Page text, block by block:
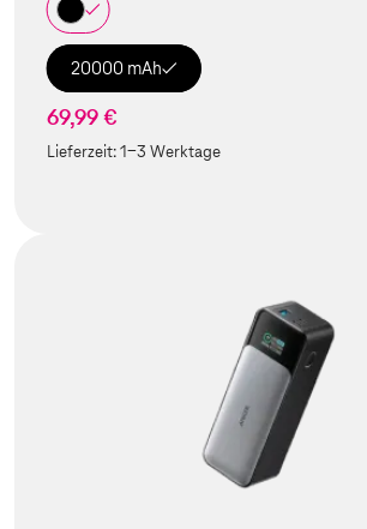
20000 mAh
69,99 €
Lieferzeit:1-3 Werktage